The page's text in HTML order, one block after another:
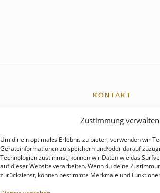
Zustimmung verwalten
Um dir ein optimales Erlebnis zu bieten, verwenden wir
Geräteinformationen zu speichern und/oder darauf
Technologien zustimmst, können wir Daten wie das
auf dieser Website verarbeiten. Wenn du deine
zurückziehst, können bestimmte Merkmale und
KONTAKT
+49 176 - 55499821